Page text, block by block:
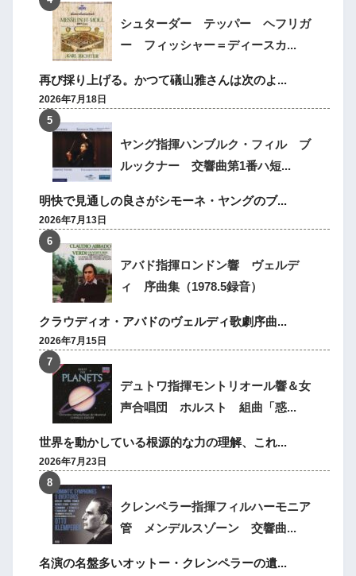
シュターダー テッパー ヘフリガ
ー フィッシャー＝ディースカ...
再び採り上げる。かつて礒山雅さんは次のよ...
2026年7月18日
ヤング指揮ハンブルク・フィル ブ
ルックナー 交響曲第1番ハ短...
明快で見通しの良さがシモーネ・ヤングのブ...
2026年7月13日
アバド指揮ロンドン響 ヴェルデ
ィ 序曲集（1978.5録音）
クラウディオ・アバドのヴェルディ歌劇序曲...
2026年7月15日
デュトワ指揮モントリオール響＆女
声合唱団 ホルスト 組曲「惑...
世界を動かしている根源的な力の理解、これ...
2026年7月23日
クレンペラー指揮フィルハーモニア
管 メンデルスゾーン 交響曲...
名演の名盤多いオットー・クレンペラーの遺...